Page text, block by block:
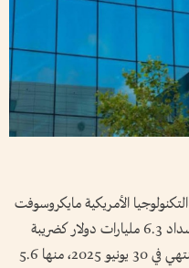
الأمريكية مايكروسوفت
لكل دولة على حدة، حيث أعلنت الشركة سداد 6.3 مليارات دولار كضريبة
شركات في الاتحاد الأوروبي عن العام المالي المنتهي في 30 يونيو 2025، منها 5.6